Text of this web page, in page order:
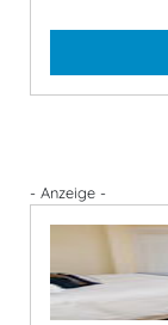
- Anzeige -